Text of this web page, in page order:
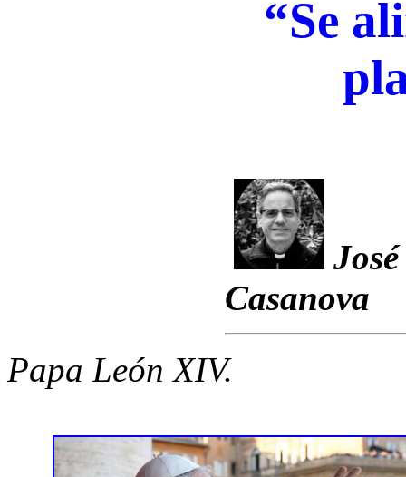
“Se
Casanova
Papa León XIV.